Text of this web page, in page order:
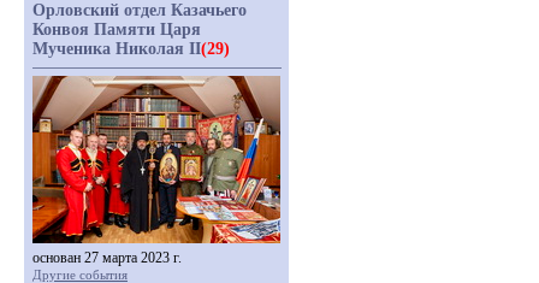
Орловский отдел Казачьего
Конвоя Памяти Царя
Мученика Николая II(29)
основан 27 марта 2023 г.
Другие события